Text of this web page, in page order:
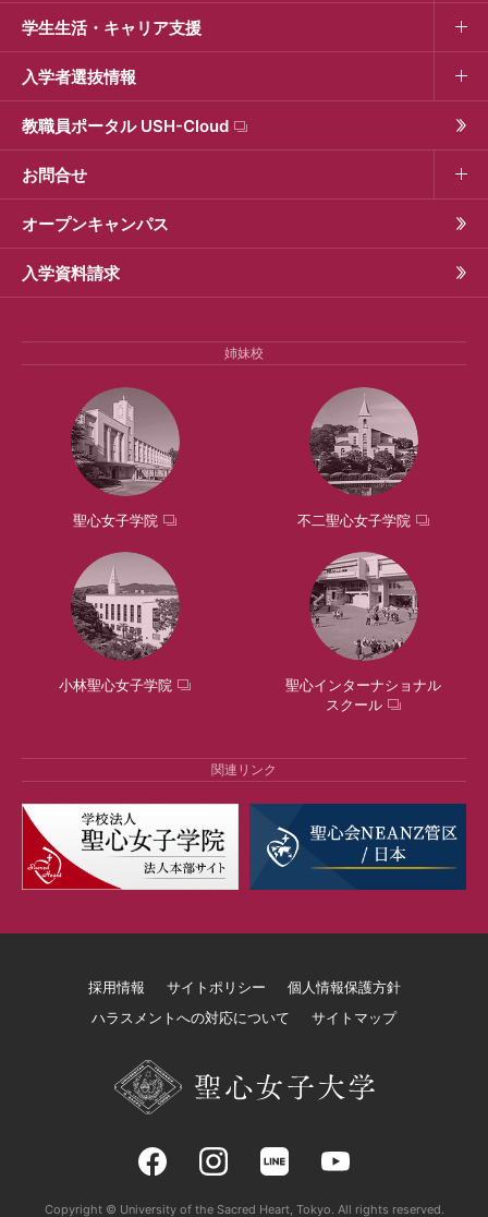
学生生活・キャリア支援
入学者選抜情報
教職員ポータル USH-Cloud
お問合せ
オープンキャンパス
入学資料請求
姉妹校
聖心女子学院 不二聖心女子学院
小林聖心女子学院
聖心インターナショナル
スクール
関連リンク
採用情報 サイトポリシー
個人情報保護方針
ハラスメントへの対応について
サイトマップ
Copyright © University of the Sacred Heart, Tokyo. All rights reserved.